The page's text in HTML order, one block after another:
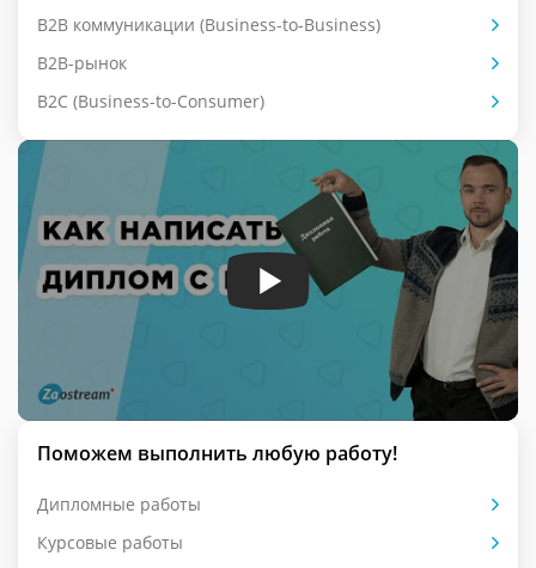
B2B коммуникации (Business-to-Business)
B2B-рынок
B2C (Business-to-Consumer)
Поможем выполнить любую работу!
Дипломные работы
Курсовые работы